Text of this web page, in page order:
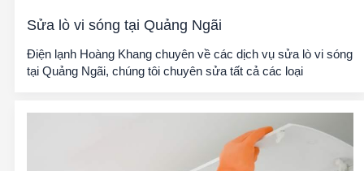
Sửa lò vi sóng tại Quảng Ngãi
Điện lạnh Hoàng Khang chuyên về các dịch vụ sửa lò vi sóng
tại Quảng Ngãi, chúng tôi chuyên sửa tất cả các loại